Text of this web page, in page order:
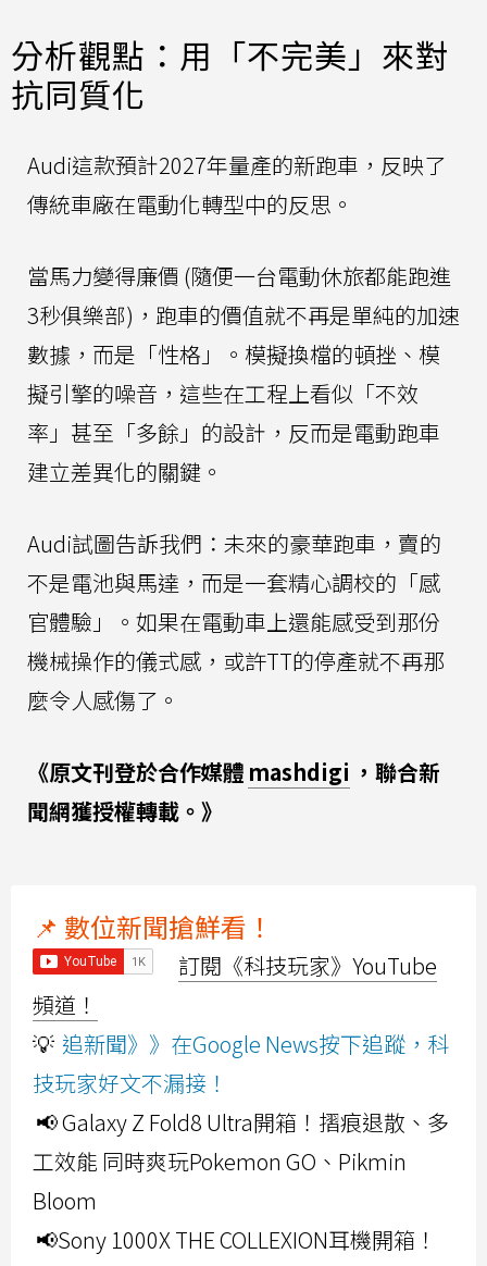
分析觀點：用「不完美」來對
抗同質化
Audi這款預計2027年量產的新跑車，反映了
傳統車廠在電動化轉型中的反思。
當馬力變得廉價 (隨便一台電動休旅都能跑進
3秒俱樂部)，跑車的價值就不再是單純的加速
數據，而是「性格」。模擬換檔的頓挫、模
擬引擎的噪音，這些在工程上看似「不效
率」甚至「多餘」的設計，反而是電動跑車
建立差異化的關鍵。
Audi試圖告訴我們：未來的豪華跑車，賣的
不是電池與馬達，而是一套精心調校的「感
官體驗」。如果在電動車上還能感受到那份
機械操作的儀式感，或許TT的停產就不再那
麼令人感傷了。
《原文刊登於合作媒體 mashdigi ，聯合新
聞網獲授權轉載。》
📌 數位新聞搶鮮看！
訂閱《科技玩家》YouTube
頻道！
💡 追新聞》》在Google News按下追蹤，科
技玩家好文不漏接！
📢 Galaxy Z Fold8 Ultra開箱！摺痕退散、多
工效能 同時爽玩Pokemon GO、Pikmin
Bloom
📢Sony 1000X THE COLLEXION耳機開箱！